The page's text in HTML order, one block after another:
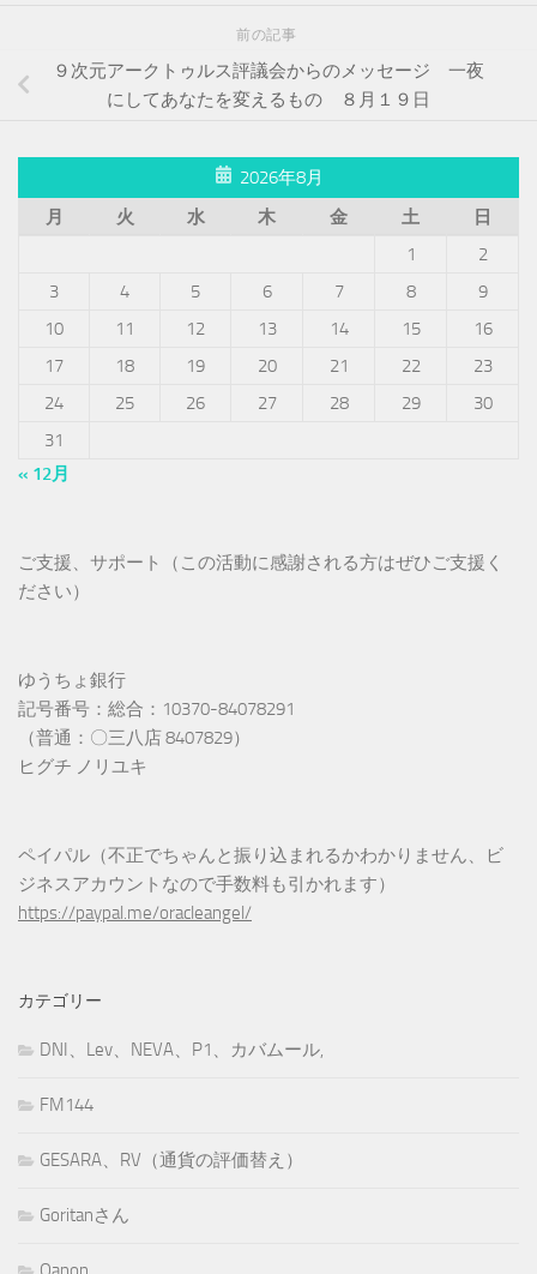
前の記事
９次元アークトゥルス評議会からのメッセージ 一夜
にしてあなたを変えるもの ８月１９日
2026年8月
月
火 水 木 金 土
日
1
2
3
4 5 6 7 8
9
10
11 12 13 14 15
16
17
18 19 20 21 22
23
24
25 26 27 28 29
30
31
« 12月
ご支援、サポート（この活動に感謝される方はぜひご支援く
ださい）
ゆうちょ銀行
記号番号：総合：10370-84078291
（普通：〇三八店 8407829）
ヒグチ ノリユキ
ペイパル（不正でちゃんと振り込まれるかわかりません、ビ
ジネスアカウントなので手数料も引かれます）
https://paypal.me/oracleangel/
カテゴリー
DNI、Lev、NEVA、P1、カバムール,
FM144
GESARA、RV（通貨の評価替え）
Goritanさん